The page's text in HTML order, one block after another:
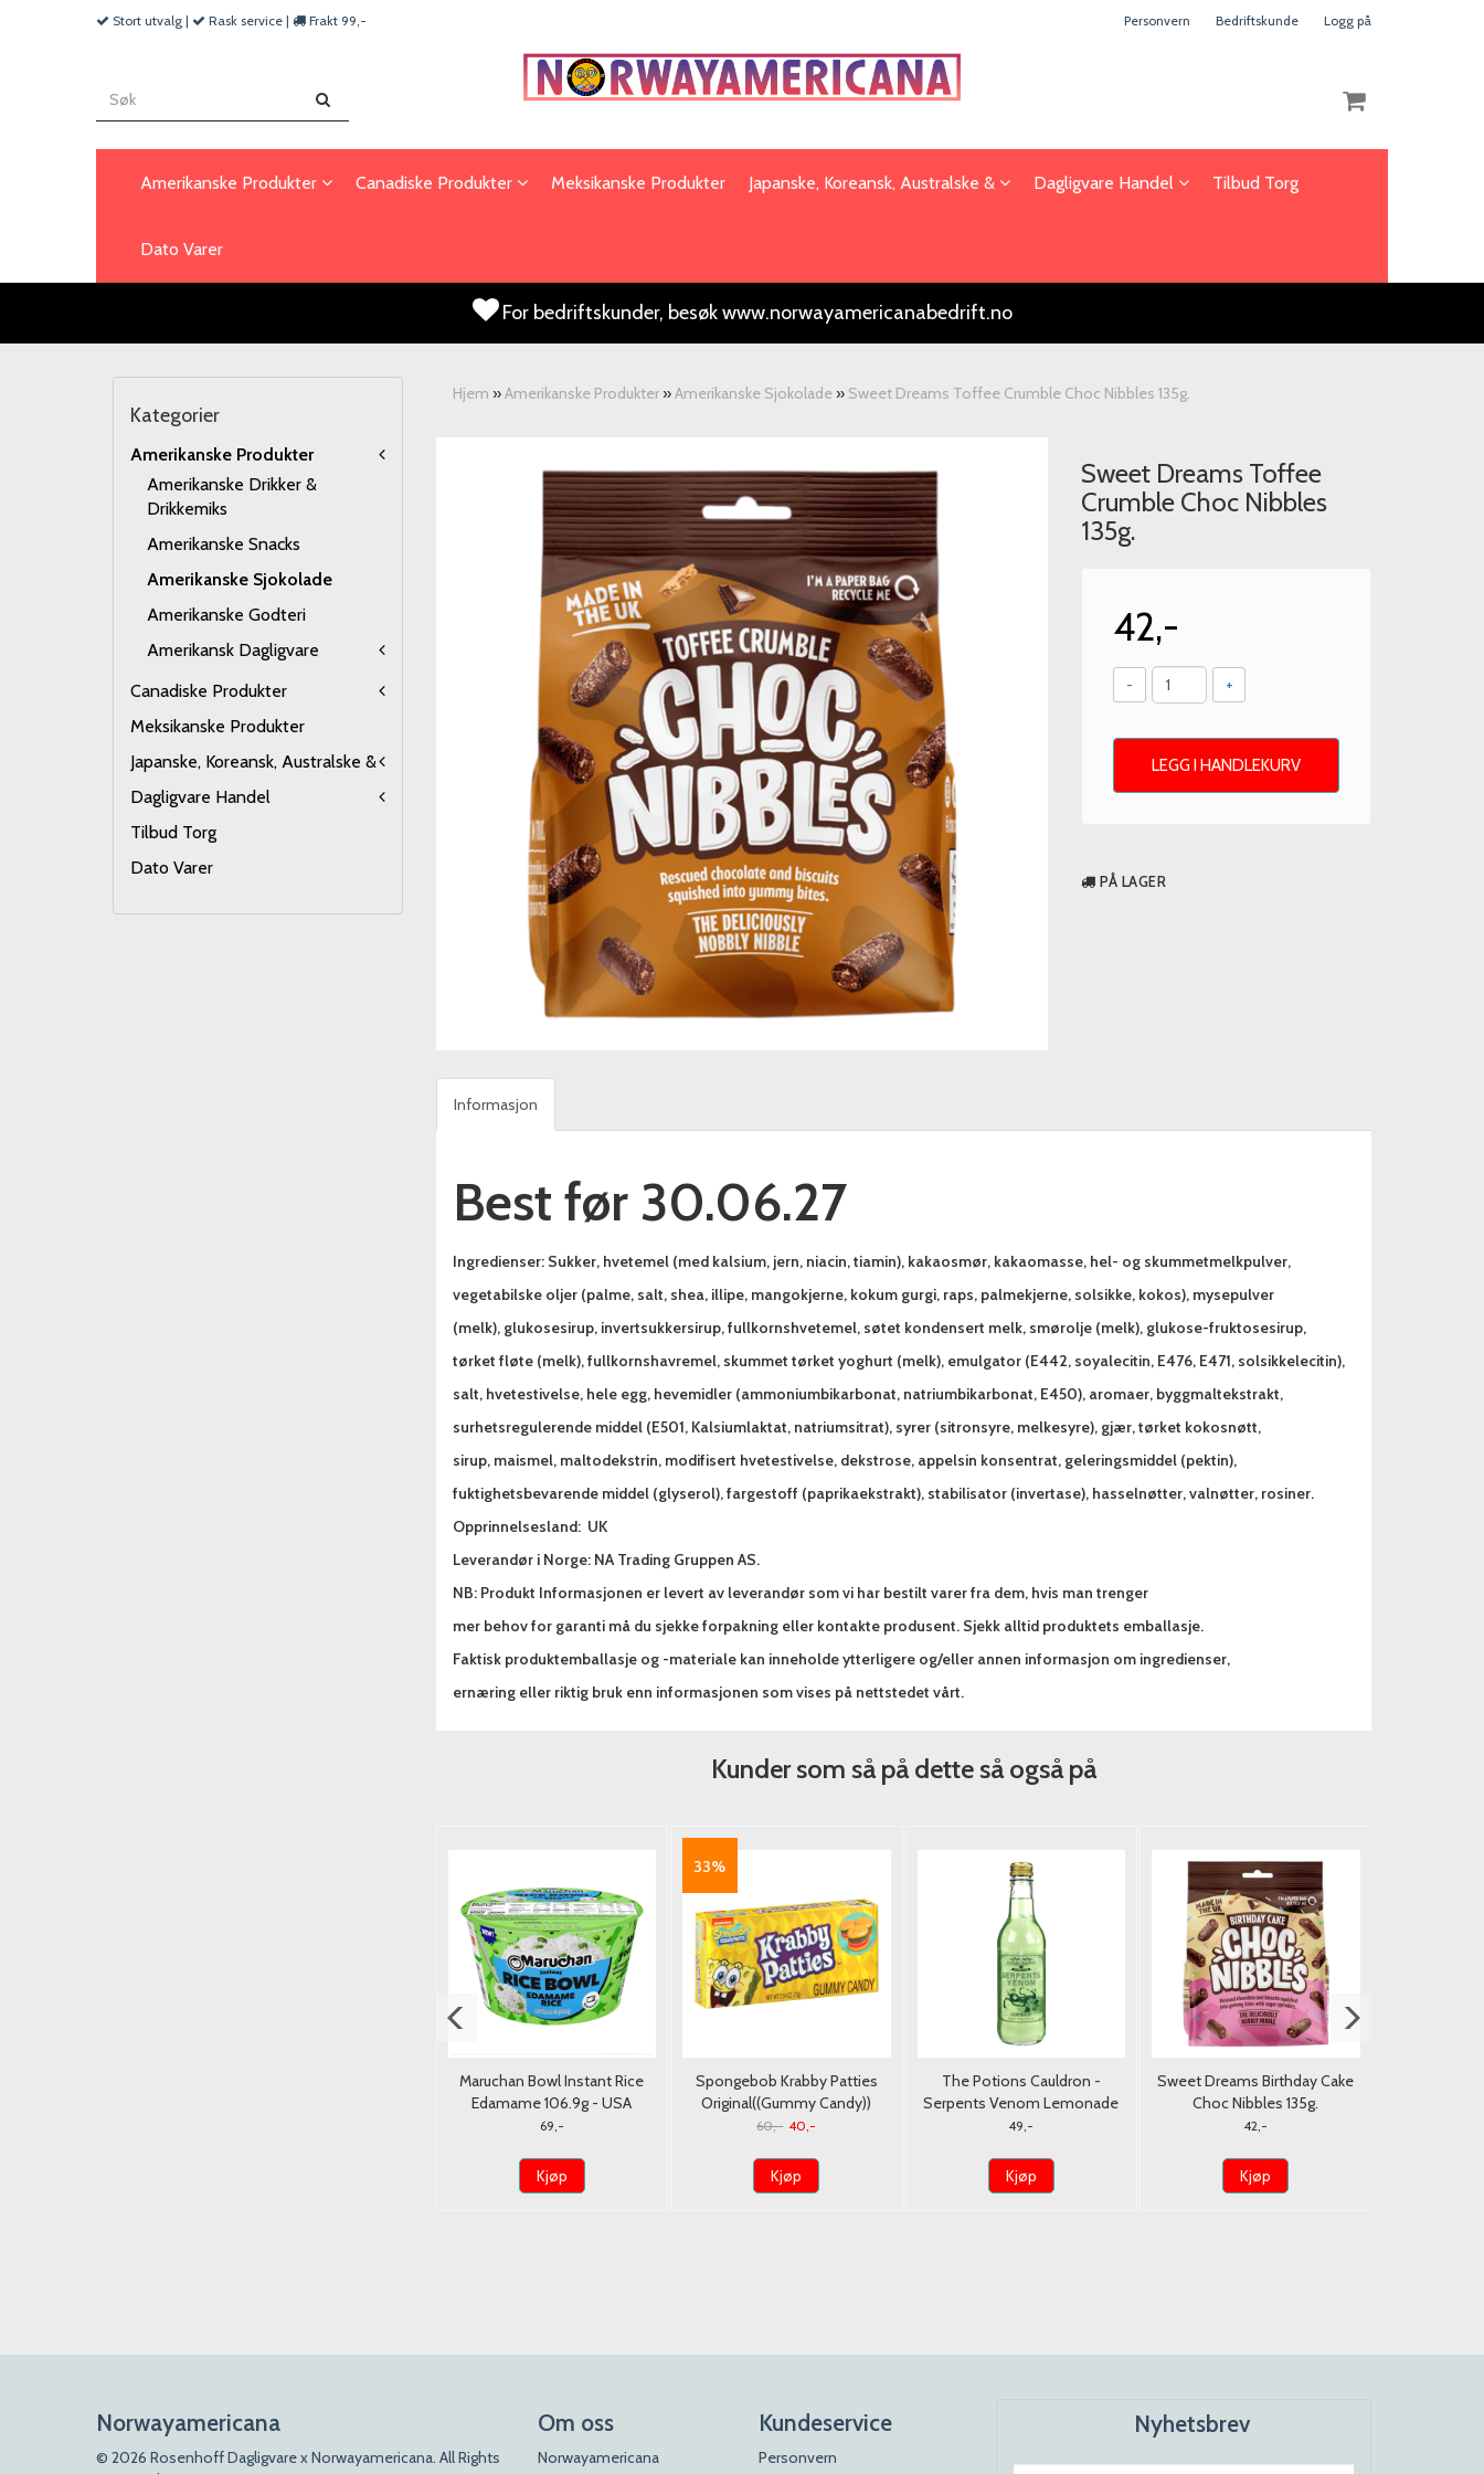
Stort utvalg | Rask service | Frakt 99,- Personvern Bedriftskunde Logg på
Amerikanske Produkter Canadiske Produkter Meksikanske Produkter Japanske, Koreansk, Australske & Dagligvare Handel Tilbud Torg
Dato Varer
For bedriftskunder, besøk www.norwayamericanabedrift.no
Kategorier
Amerikanske Produkter
Amerikanske Drikker &
Drikkemiks
Amerikanske Snacks
Amerikanske Sjokolade
Amerikanske Godteri
Amerikansk Dagligvare
Canadiske Produkter
Meksikanske Produkter
Japanske, Koreansk, Australske &
Dagligvare Handel
Tilbud Torg
Dato Varer
Hjem »Amerikanske Produkter»Amerikanske Sjokolade» Sweet Dreams Toffee Crumble Choc Nibbles 135g.
Sweet Dreams Toffee
Crumble Choc Nibbles
135g.
42,-
- +
LEGG I HANDLEKURV
PÅ LAGER
Informasjon
Best før 30.06.27
Ingredienser: Sukker, hvetemel (med kalsium, jern, niacin, tiamin), kakaosmør, kakaomasse, hel- og skummetmelkpulver,
vegetabilske oljer (palme, salt, shea, illipe, mangokjerne, kokum gurgi, raps, palmekjerne, solsikke, kokos), mysepulver
(melk), glukosesirup, invertsukkersirup, fullkornshvetemel, søtet kondensert melk, smørolje (melk), glukose-fruktosesirup,
tørket fløte (melk), fullkornshavremel, skummet tørket yoghurt (melk), emulgator (E442, soyalecitin, E476, E471, solsikkelecitin),
salt, hvetestivelse, hele egg, hevemidler (ammoniumbikarbonat, natriumbikarbonat, E450), aromaer, byggmaltekstrakt,
surhetsregulerende middel (E501, Kalsiumlaktat, natriumsitrat), syrer (sitronsyre, melkesyre), gjær, tørket kokosnøtt,
sirup, maismel, maltodekstrin, modifisert hvetestivelse, dekstrose, appelsin konsentrat, geleringsmiddel (pektin),
fuktighetsbevarende middel (glyserol), fargestoff (paprikaekstrakt), stabilisator (invertase), hasselnøtter, valnøtter, rosiner.
Opprinnelsesland: UK
Leverandør i Norge: NA Trading Gruppen AS.
NB: Produkt Informasjonen er levert av leverandør som vi har bestilt varer fra dem, hvis man trenger
mer behov for garanti må du sjekke forpakning eller kontakte produsent. Sjekk alltid produktets emballasje.
Faktisk produktemballasje og -materiale kan inneholde ytterligere og/eller annen informasjon om ingredienser,
ernæring eller riktig bruk enn informasjonen som vises på nettstedet vårt.
Kunder som så på dette så også på
Maruchan Bowl Instant Rice
Edamame 106.9g - USA
69,-
Kjøp
33%
Spongebob Krabby Patties
Original((Gummy Candy))
Theatre Box 70g./Dato
60,- 40,-
Kjøp
The Potions Cauldron -
Serpents Venom Lemonade
330ml.
49,-
Kjøp
Sweet Dreams Birthday Cake
Choc Nibbles 135g.
42,-
Kjøp
Norwayamericana
© 2026 Rosenhoff Dagligvare x Norwayamericana. All Rights
Om oss
Norwayamericana
Kundeservice
Personvern
Nyhetsbrev